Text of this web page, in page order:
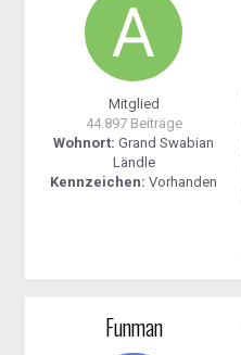
Mitglied
44.897 Beiträge
Wohnort: Grand Swabian
Ländle
Kennzeichen: Vorhanden
Funman